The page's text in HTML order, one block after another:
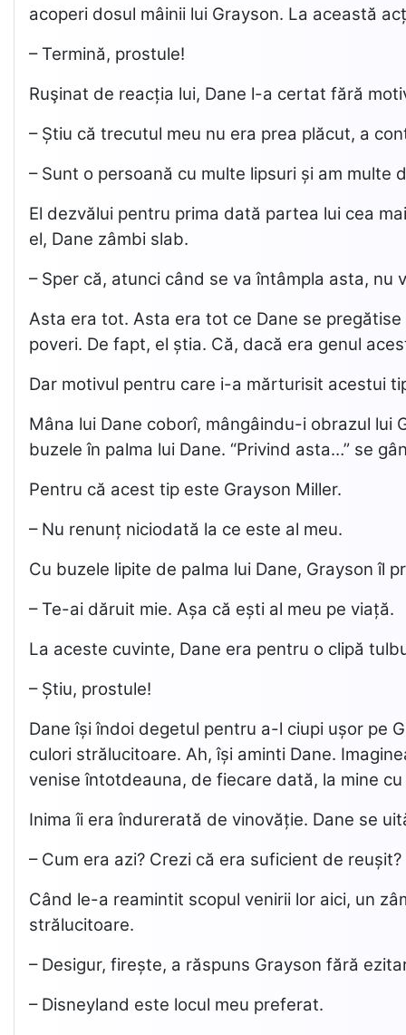
acoperi dosul mâinii lui Grayson. La această
– Termină, prostule!
Ruşinat de reacția lui, Dane l-a certat fără
– Știu că trecutul meu nu era prea plăcut, a
– Sunt o persoană cu multe lipsuri și am
El dezvălui pentru prima dată partea lui cea
el, Dane zâmbi slab.
– Sper că, atunci când se va întâmpla asta, nu
Asta era tot. Asta era tot ce Dane se
poveri. De fapt, el știa. Că, dacă era genul
Dar motivul pentru care i-a mărturisit acestui
Mâna lui Dane coborî, mângâindu-i obrazul lui
buzele în palma lui Dane. “Privind asta…” se
Pentru că acest tip este Grayson Miller.
– Nu renunț niciodată la ce este al meu.
Cu buzele lipite de palma lui Dane, Grayson îl
– Te-ai dăruit mie. Așa că ești al meu pe viață.
La aceste cuvinte, Dane era pentru o clipă
– Știu, prostule!
Dane își îndoi degetul pentru a-l ciupi ușor pe
culori strălucitoare. Ah, își aminti Dane.
venise întotdeauna, de fiecare dată, la mine
Inima îi era îndurerată de vinovăție. Dane se
– Cum era azi? Crezi că era suficient de reușit?
Când le-a reamintit scopul venirii lor aici, un
strălucitoare.
– Desigur, firește, a răspuns Grayson fără
– Disneyland este locul meu preferat.